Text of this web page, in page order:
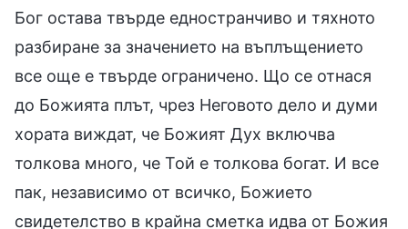
Бог остава твърде едностранчиво и тяхното
разбиране за значението на въплъщението
все още е твърде ограничено. Що се отнася
до Божията плът, чрез Неговото дело и думи
хората виждат, че Божият Дух включва
толкова много, че Той е толкова богат. И все
пак, независимо от всичко, Божието
свидетелство в крайна сметка идва от Божия